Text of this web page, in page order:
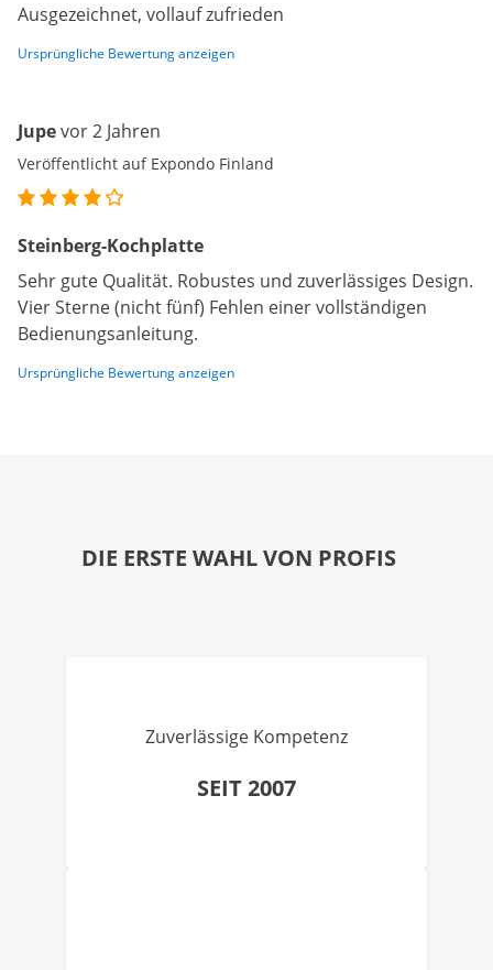
Ausgezeichnet, vollauf zufrieden
Ursprüngliche Bewertung anzeigen
Jupevor 2 Jahren
Veröffentlicht auf Expondo Finland
Steinberg-Kochplatte
Sehr gute Qualität. Robustes und zuverlässiges Design.
Vier Sterne (nicht fünf) Fehlen einer vollständigen
Bedienungsanleitung.
Ursprüngliche Bewertung anzeigen
DIE ERSTE WAHL VON PROFIS
Zuverlässige Kompetenz
SEIT 2007